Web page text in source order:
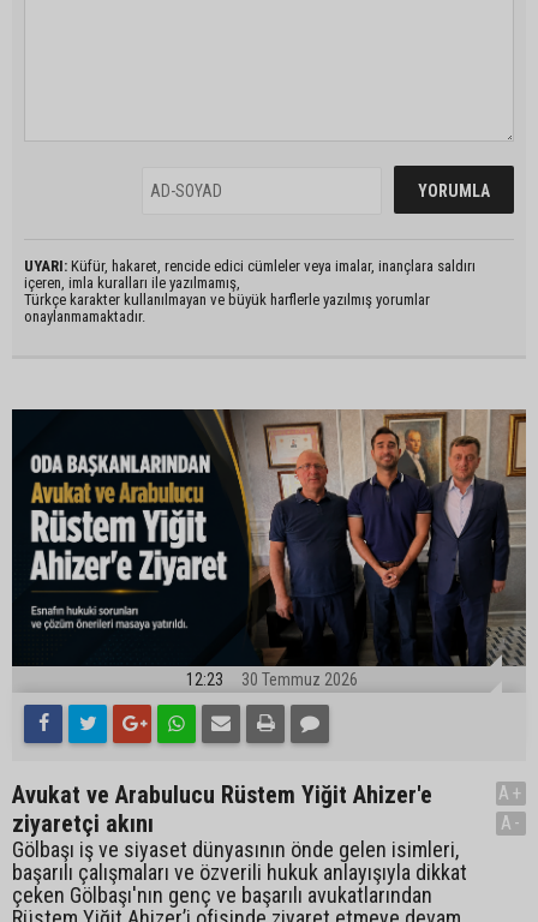
UYARI: Küfür, hakaret, rencide edici cümleler veya imalar, inançlara saldırı
içeren, imla kuralları ile yazılmamış,
Türkçe karakter kullanılmayan ve büyük harflerle yazılmış yorumlar
onaylanmamaktadır.
12:23 30 Temmuz 2026
Avukat ve Arabulucu Rüstem Yiğit Ahizer'e
ziyaretçi akını
Gölbaşı iş ve siyaset dünyasının önde gelen isimleri,
başarılı çalışmaları ve özverili hukuk anlayışıyla dikkat
çeken Gölbaşı'nın genç ve başarılı avukatlarından
A+
A-